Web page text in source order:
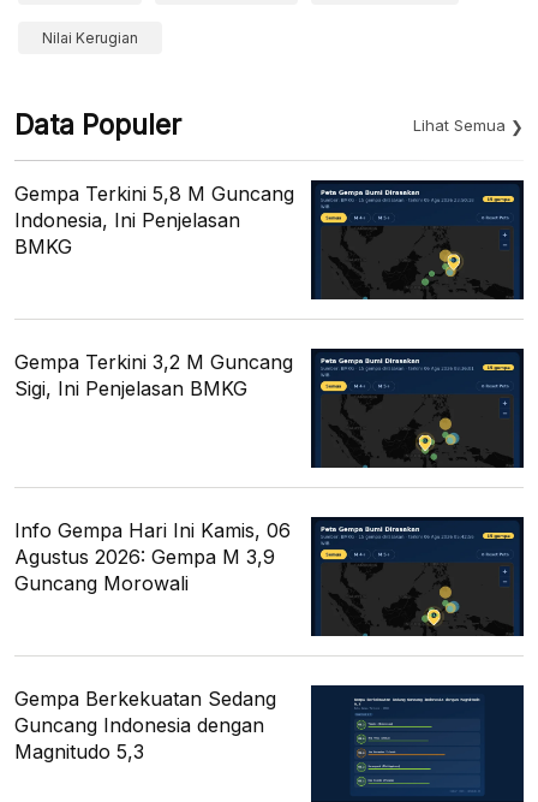
Nilai Kerugian
Data Populer Lihat Semua
Gempa Terkini 5,8 M Guncang
Indonesia, Ini Penjelasan
BMKG
Gempa Terkini 3,2 M Guncang
Sigi, Ini Penjelasan BMKG
Info Gempa Hari Ini Kamis, 06
Agustus 2026: Gempa M 3,9
Guncang Morowali
Gempa Berkekuatan Sedang
Guncang Indonesia dengan
Magnitudo 5,3